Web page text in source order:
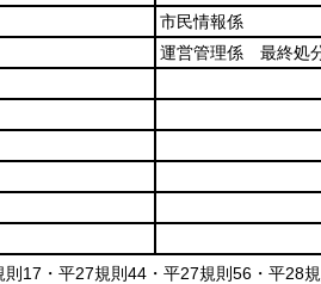
市民情報係
運営管理係 最終処
17・平27規則44・平27規則56・平28